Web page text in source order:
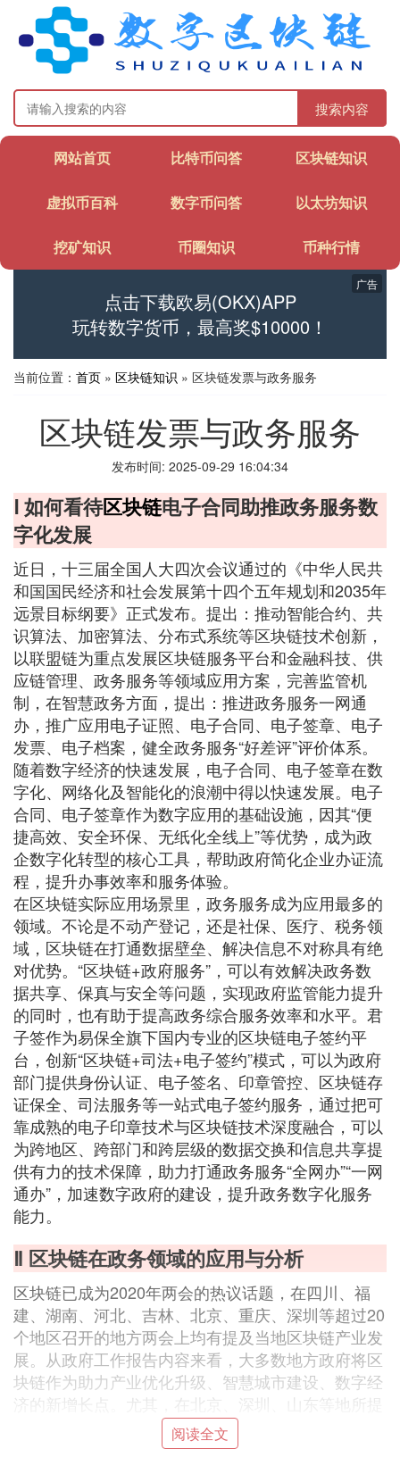
搜索内容
网站首页 比特币问答 区块链知识
虚拟币百科 数字币问答 以太坊知识
挖矿知识 币圈知识 币种行情
点击下载欧易(OKX)APP
玩转数字货币，最高奖$10000！
广告
当前位置： 首页 » 区块链知识 » 区块链发票与政务服务
区块链发票与政务服务
发布时间: 2025-09-29 16:04:34
Ⅰ 如何看待区块链电子合同助推政务服务数
字化发展
近日，十三届全国人大四次会议通过的《中华人民共
和国国民经济和社会发展第十四个五年规划和2035年
远景目标纲要》正式发布。提出：推动智能合约、共
识算法、加密算法、分布式系统等区块链技术创新，
以联盟链为重点发展区块链服务平台和金融科技、供
应链管理、政务服务等领域应用方案，完善监管机
制，在智慧政务方面，提出：推进政务服务一网通
办，推广应用电子证照、电子合同、电子签章、电子
发票、电子档案，健全政务服务“好差评”评价体系。
随着数字经济的快速发展，电子合同、电子签章在数
字化、网络化及智能化的浪潮中得以快速发展。电子
合同、电子签章作为数字应用的基础设施，因其“便
捷高效、安全环保、无纸化全线上”等优势，成为政
企数字化转型的核心工具，帮助政府简化企业办证流
程，提升办事效率和服务体验。
在区块链实际应用场景里，政务服务成为应用最多的
领域。不论是不动产登记，还是社保、医疗、税务领
域，区块链在打通数据壁垒、解决信息不对称具有绝
对优势。“区块链+政府服务”，可以有效解决政务数
据共享、保真与安全等问题，实现政府监管能力提升
的同时，也有助于提高政务综合服务效率和水平。君
子签作为易保全旗下国内专业的区块链电子签约平
台，创新“区块链+司法+电子签约”模式，可以为政府
部门提供身份认证、电子签名、印章管控、区块链存
证保全、司法服务等一站式电子签约服务，通过把可
靠成熟的电子印章技术与区块链技术深度融合，可以
为跨地区、跨部门和跨层级的数据交换和信息共享提
供有力的技术保障，助力打通政务服务“全网办”“一网
通办”，加速数字政府的建设，提升政务数字化服务
能力。
Ⅱ 区块链在政务领域的应用与分析
区块链已成为2020年两会的热议话题，在四川、福
建、湖南、河北、吉林、北京、重庆、深圳等超过20
个地区召开的地方两会上均有提及当地区块链产业发
展。从政府工作报告内容来看，大多数地方政府将区
块链作为助力产业优化升级、智慧城市建设、数字经
济的新增长点。尤其，在北京、深圳、山东等地所提
及的区块链应用场景中，政务领域成为爆发点。据不
完全统计，截至目前，已完成和正在筹建的区块链政
阅读全文